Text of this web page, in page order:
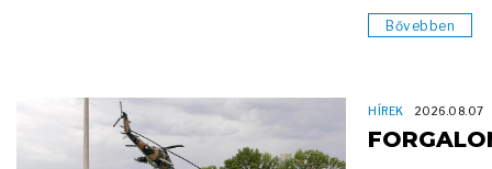
Bővebben
HÍREK 2026.08.07